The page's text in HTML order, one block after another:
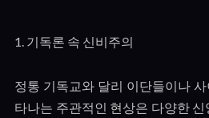
1. 기독론 속 신비주의
정통 기독교와 달리 이단들이나
타나는 주관적인 현상은 다양한